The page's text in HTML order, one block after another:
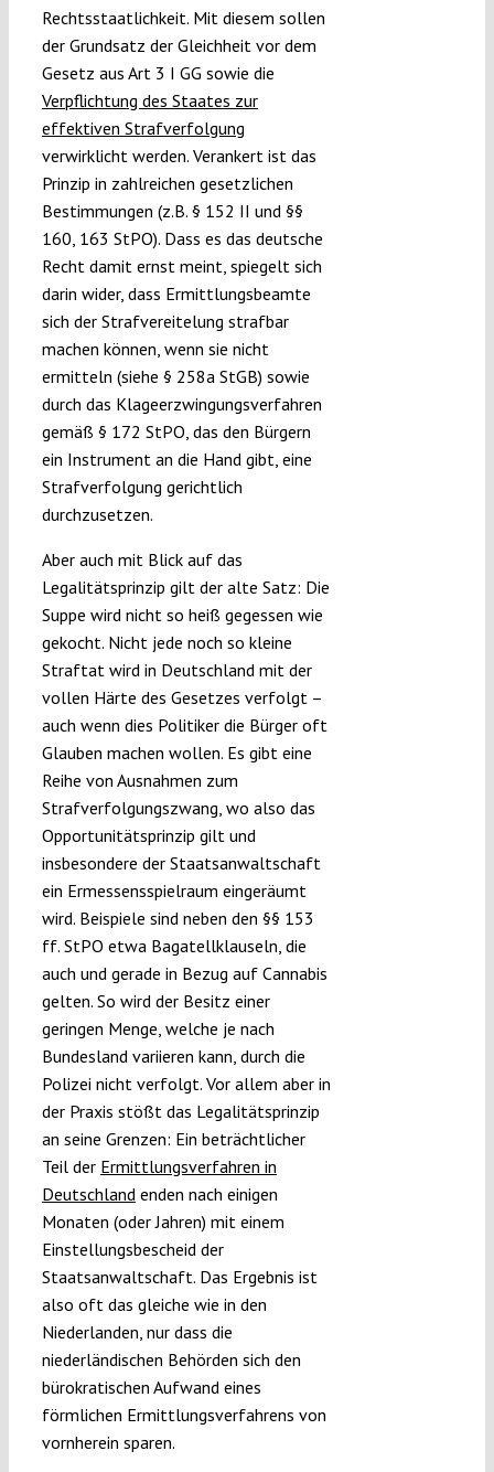
Rechtsstaatlichkeit. Mit diesem sollen
der Grundsatz der Gleichheit vor dem
Gesetz aus Art 3 I GG sowie die
Verpflichtung des Staates zur
effektiven Strafverfolgung
verwirklicht werden. Verankert ist das
Prinzip in zahlreichen gesetzlichen
Bestimmungen (z.B. § 152 II und §§
160, 163 StPO). Dass es das deutsche
Recht damit ernst meint, spiegelt sich
darin wider, dass Ermittlungsbeamte
sich der Strafvereitelung strafbar
machen können, wenn sie nicht
ermitteln (siehe § 258a StGB) sowie
durch das Klageerzwingungsverfahren
gemäß § 172 StPO, das den Bürgern
ein Instrument an die Hand gibt, eine
Strafverfolgung gerichtlich
durchzusetzen.
Aber auch mit Blick auf das
Legalitätsprinzip gilt der alte Satz: Die
Suppe wird nicht so heiß gegessen wie
gekocht. Nicht jede noch so kleine
Straftat wird in Deutschland mit der
vollen Härte des Gesetzes verfolgt –
auch wenn dies Politiker die Bürger oft
Glauben machen wollen. Es gibt eine
Reihe von Ausnahmen zum
Strafverfolgungszwang, wo also das
Opportunitätsprinzip gilt und
insbesondere der Staatsanwaltschaft
ein Ermessensspielraum eingeräumt
wird. Beispiele sind neben den §§ 153
ff. StPO etwa Bagatellklauseln, die
auch und gerade in Bezug auf Cannabis
gelten. So wird der Besitz einer
geringen Menge, welche je nach
Bundesland variieren kann, durch die
Polizei nicht verfolgt. Vor allem aber in
der Praxis stößt das Legalitätsprinzip
an seine Grenzen: Ein beträchtlicher
Teil der Ermittlungsverfahren in
Deutschland enden nach einigen
Monaten (oder Jahren) mit einem
Einstellungsbescheid der
Staatsanwaltschaft. Das Ergebnis ist
also oft das gleiche wie in den
Niederlanden, nur dass die
niederländischen Behörden sich den
bürokratischen Aufwand eines
förmlichen Ermittlungsverfahrens von
vornherein sparen.